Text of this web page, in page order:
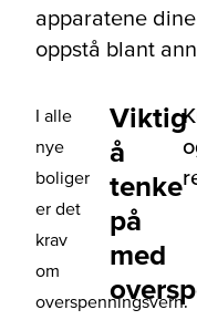
apparatene
oppstå blant
I alle
nye
boliger
er det
krav
om
overspenningsvern.
Viktig
å
tenke
på
med